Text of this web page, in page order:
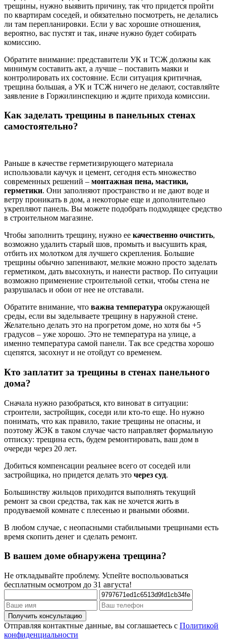
трещины, нужно выявить причину, так что придется пройти
по квартирам соседей, и обязательно посмотреть, не делались
ли там перепланировки. Если у вас хорошие отношения,
вероятно, вас пустят и так, иначе нужно будет собирать
комиссию.
Обратите внимание: представители УК и ТСЖ должны как
минимум составить акт, а лучше – поставить маяки и
контролировать их состояние. Если ситуация критичная,
трещина большая, а УК и ТСЖ ничего не делают, составляйте
заявление в Горжилинспекцию и ждите прихода комиссии.
Как заделать трещины в панельных стенах
самостоятельно?
Раньше в качестве герметизирующего материала
использовали каучук и цемент, сегодня есть множество
современных решений – монтажная пена, мастики,
герметики. Они заполняют пространство и не дают воде и
ветру проникать в дом, а некоторые еще и дополнительно
укрепляют панель. Вы можете подобрать подходящее средство
в строительном магазине.
Чтобы заполнить трещину, нужно ее качественно очистить,
возможно удалить старый шов, промыть и высушить края,
отбить их молотком для лучшего скрепления. Большие
трещины обычно запенивают, мелкие можно просто заделать
герметиком, дать высохнуть, и нанести раствор. По ситуации
возможно применение строительной сетки, чтобы стена не
разрушалась и обои от нее не отставали.
Обратите внимание, что важна температура окружающей
среды, если вы заделываете трещину в наружной стене.
Желательно делать это на прогретом доме, но хотя бы +5
градусов – уже хорошо. Это не температура на улице, а
именно температура самой панели. Так все средства хорошо
сцепятся, засохнут и не отойдут со временем.
Кто заплатит за трещины в стенах панельного
дома?
Сначала нужно разобраться, кто виноват в ситуации:
строители, застройщик, соседи или кто-то еще. Но нужно
понимать, что как правило, такие трещины не опасны, и
поэтому ЖЭК в таком случае часто направляет формальную
отписку: трещина есть, будем ремонтировать, ваш дом в
очереди через 20 лет.
Добиться компенсации реальнее всего от соседей или
застройщика, но придется делать это через суд.
Большинству жильцов приходится выполнять текущий
ремонт за свои средства, так как не хочется жить в
продуваемой комнате с плесенью и рваными обоями.
В любом случае, с неопасными стабильными трещинами есть
время скопить денег и сделать ремонт.
В вашем доме обнаружена трещина?
Не откладывайте проблему. Успейте воспользоваться
бесплатным осмотром до 31 августа!
Отправляя контактные данные, вы соглашаетесь с Политикой
конфиденциальности